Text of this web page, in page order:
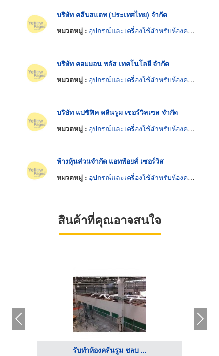
บริษัท คลีนสแตท (ประเทศไทย) จำกัด
หมวดหมู่ : อุปกรณ์และเครื่องใช้สำหรับห้องควบคุมความสะอาด
บริษัท คอมมอน พลัส เทคโนโลยี จำกัด
หมวดหมู่ : อุปกรณ์และเครื่องใช้สำหรับห้องควบคุมความสะอาด
บริษัท แปซิฟิค คลีนรูม เซอร์วิสเซส จำกัด
หมวดหมู่ : อุปกรณ์และเครื่องใช้สำหรับห้องควบคุมความสะอาด
ห้างหุ้นส่วนจำกัด แอทพ้อยส์ เซอร์วิส
หมวดหมู่ : อุปกรณ์และเครื่องใช้สำหรับห้องควบคุมความสะอาด
สินค้าที่คุณอาจสนใจ
รับทำห้องคลีนรูม ชลบ ...